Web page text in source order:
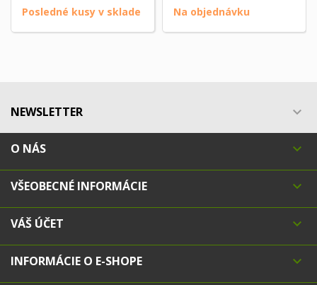
Posledné kusy v sklade Na objednávku
NEWSLETTER 
O NÁS 
VŠEOBECNÉ INFORMÁCIE 
VÁŠ ÚČET 
INFORMÁCIE O E-SHOPE 